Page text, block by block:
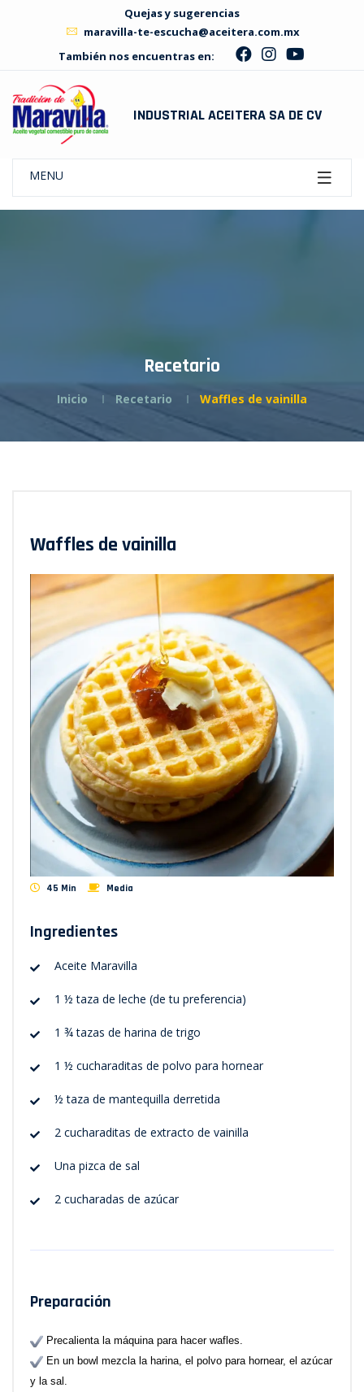
Quejas y sugerencias
maravilla-te-escucha@aceitera.com.mx
También nos encuentras en:
INDUSTRIAL ACEITERA SA DE CV
MENU
Recetario
Inicio Recetario Waffles de vainilla
Waffles de vainilla
45 Min Media
Ingredientes
Aceite Maravilla
1 ½ taza de leche (de tu preferencia)
1 ¾ tazas de harina de trigo
1 ½ cucharaditas de polvo para hornear
½ taza de mantequilla derretida
2 cucharaditas de extracto de vainilla
Una pizca de sal
2 cucharadas de azúcar
Preparación
Precalienta la máquina para hacer wafles.
En un bowl mezcla la harina, el polvo para hornear, el azúcar
y la sal.